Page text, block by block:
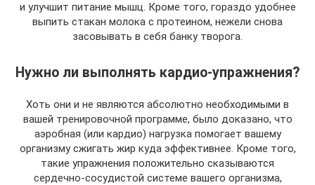
и улучшит питание мышц. Кроме того, гораздо удобнее
выпить стакан молока с протеином, нежели снова
засовывать в себя банку творога.
Нужно ли выполнять кардио-упражнения?
Хоть они и не являются абсолютно необходимыми в
вашей тренировочной программе, было доказано, что
аэробная (или кардио) нагрузка помогает вашему
организму сжигать жир куда эффективнее. Кроме того,
такие упражнения положительно сказываются
сердечно-сосудистой системе вашего организма,